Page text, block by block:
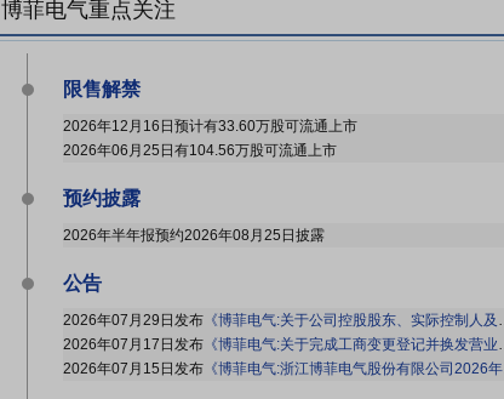
博菲电气重点关注
限售解禁
2026年12月16日预计有33.60万股可流通上市
2026年06月25日有104.56万股可流通上市
预约披露
2026年半年报预约2026年08月25日披露
公告
2026年07月29日发布 《博菲电气:关于公司控股股东、实际控制人及其一致行动人持有股份变动触及1%整数倍的公告》
2026年07月17日发布 《博菲电气:关于完成工商变更登记并换发营业执照的公告》
2026年07月15日发布 《博菲电气:浙江博菲电气股份有限公司2026年半年度业绩预告》